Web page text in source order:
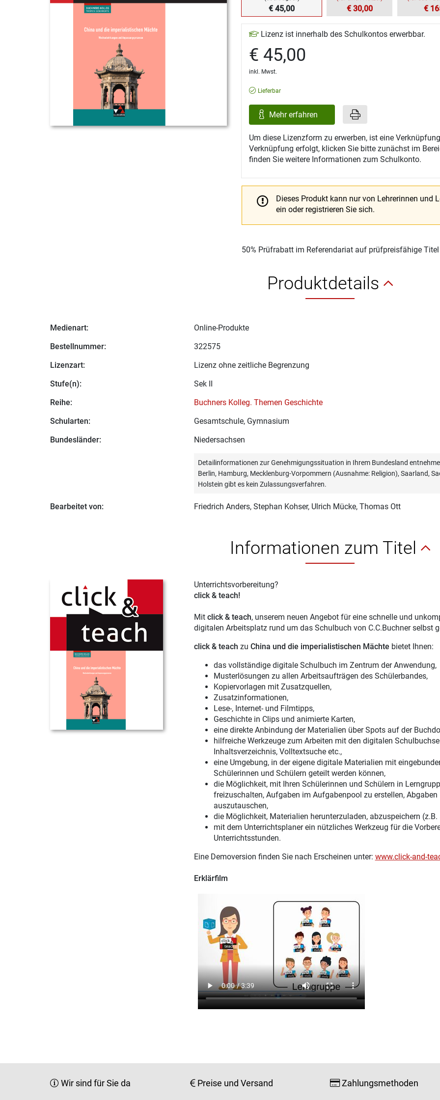
€ 45,00 € 30,00 €
Lizenz ist innerhalb des Schulkontos erwerbbar.
€ 45,00
inkl. Mwst.
Lieferbar
Mehr erfahren
Um diese Lizenzform zu erwerben, ist eine
Verknüpfung erfolgt, klicken Sie bitte zunächst im
finden Sie weitere Informationen zum Schulkonto.
Dieses Produkt kann nur von Lehrerinnen und
ein oder registrieren Sie sich.
50% Prüfrabatt im Referendariat auf prüfpreisfähige
Produktdetails
Medienart:
Online-Produkte
Bestellnummer:
322575
Lizenzart:
Lizenz ohne zeitliche Begrenzung
Stufe(n):
Sek II
Reihe:
Buchners Kolleg. Themen Geschichte
Schularten:
Gesamtschule, Gymnasium
Bundesländer:
Niedersachsen
Detailinformationen zur Genehmigungssituation in Ihrem Bundesland
Berlin, Hamburg, Mecklenburg-Vorpommern (Ausnahme: Religion), Saarland,
Holstein gibt es kein Zulassungsverfahren.
Bearbeitet von: Friedrich Anders, Stephan Kohser, Ulrich Mücke, Thomas Ott
Informationen zum Titel
Unterrichtsvorbereitung?
click & teach!
Mit click & teach, unserem neuen Angebot für eine schnelle und
digitalen Arbeitsplatz rund um das Schulbuch von C.C.Buchner selbst
click & teach zu China und die imperialistischen Mächte bietet Ihnen:
das vollständige digitale Schulbuch im Zentrum der Anwendung,
Musterlösungen zu allen Arbeitsaufträgen des Schülerbandes,
Kopiervorlagen mit Zusatzquellen,
Zusatzinformationen,
Lese-, Internet- und Filmtipps,
Geschichte in Clips und animierte Karten,
eine direkte Anbindung der Materialien über Spots auf der
hilfreiche Werkzeuge zum Arbeiten mit den digitalen
Inhaltsverzeichnis, Volltextsuche etc.,
eine Umgebung, in der eigene digitale Materialien mit
Schülerinnen und Schülern geteilt werden können,
die Möglichkeit, mit Ihren Schülerinnen und Schülern in
freizuschalten, Aufgaben im Aufgabenpool zu erstellen,
auszutauschen,
die Möglichkeit, Materialien herunterzuladen, abzuspeichern
mit dem Unterrichtsplaner ein nützliches Werkzeug für die
Unterrichtsstunden.
Eine Demoversion finden Sie nach Erscheinen unter: www.click-and-
Erklärfilm
Wir sind für Sie da Preise und Versand Zahlungsmethoden